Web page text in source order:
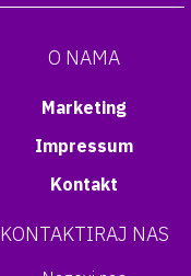
O NAMA
Marketing
Impressum
Kontakt
KONTAKTIRAJ NAS